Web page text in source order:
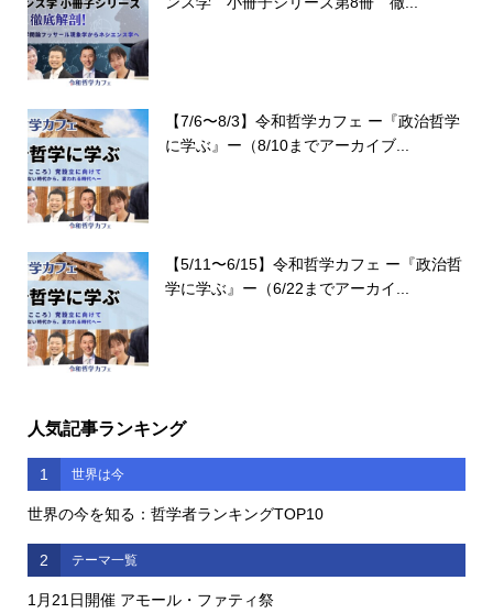
【7/6〜8/3】令和哲学カフェ ー『政治哲学
に学ぶ』ー（8/10までアーカイブ...
【5/11〜6/15】令和哲学カフェ ー『政治哲
学に学ぶ』ー（6/22までアーカイ...
人気記事ランキング
1 世界は今
世界の今を知る：哲学者ランキングTOP10
2 テーマ一覧
1月21日開催 アモール・ファティ祭